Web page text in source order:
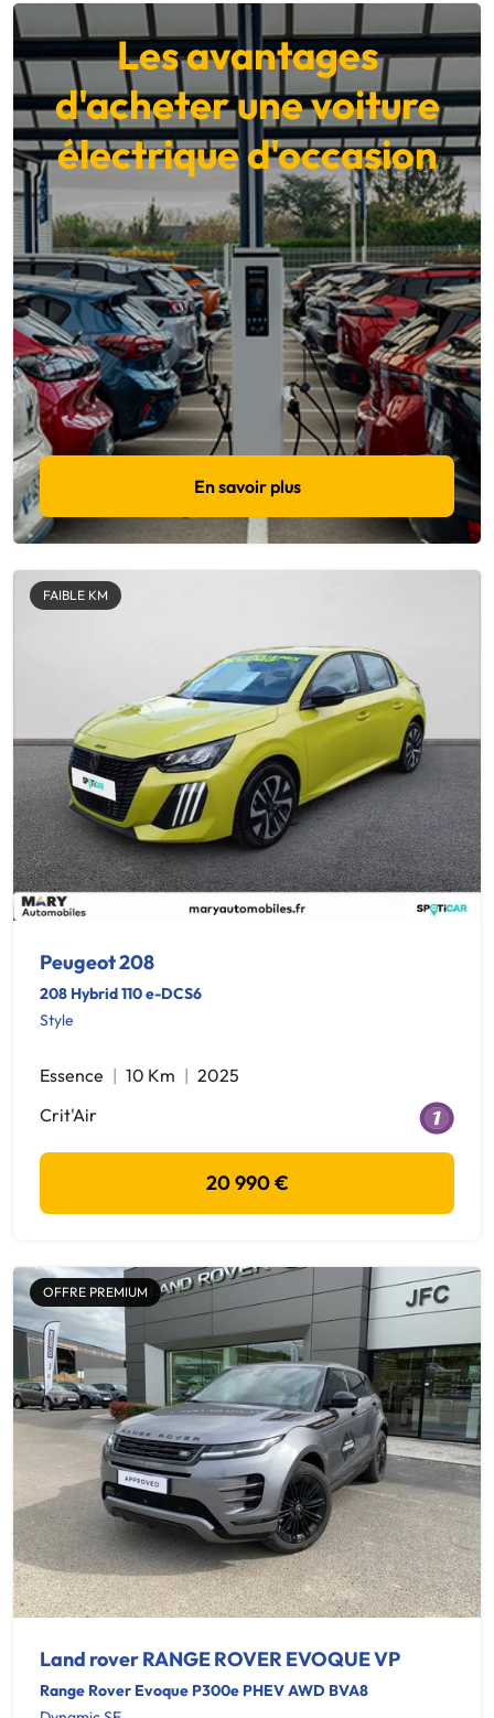
Les avantages
d'acheter une voiture
électrique d'occasion
En savoir plus
FAIBLE KM
Peugeot 208
208 Hybrid 110 e-DCS6
Style
Essence 10 Km
2025
Crit'Air
20 990 €
OFFRE PREMIUM
Land rover RANGE ROVER EVOQUE VP
Range Rover Evoque P300e PHEV AWD BVA8